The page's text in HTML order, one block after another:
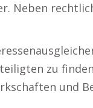
Neben
zu
und